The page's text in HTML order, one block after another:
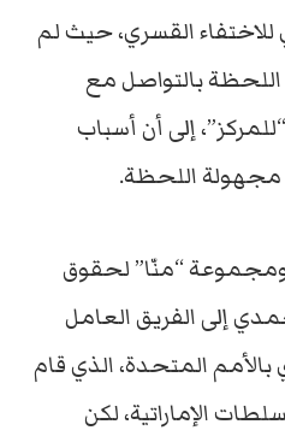
القسري، حيث لم
بالتواصل مع
إلى أن أسباب
مجهولة اللحظة.
ومجموعة “منّا” لحقوق
إلى الفريق العامل
بالأمم المتحدة، الذي قام
الإماراتية، لكن